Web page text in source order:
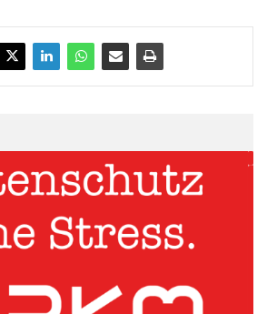
pixabay.com/Alexander Stein
möglich?
einer Sonderkündigung nur Gebrauch
verkauft oder die Bank eine